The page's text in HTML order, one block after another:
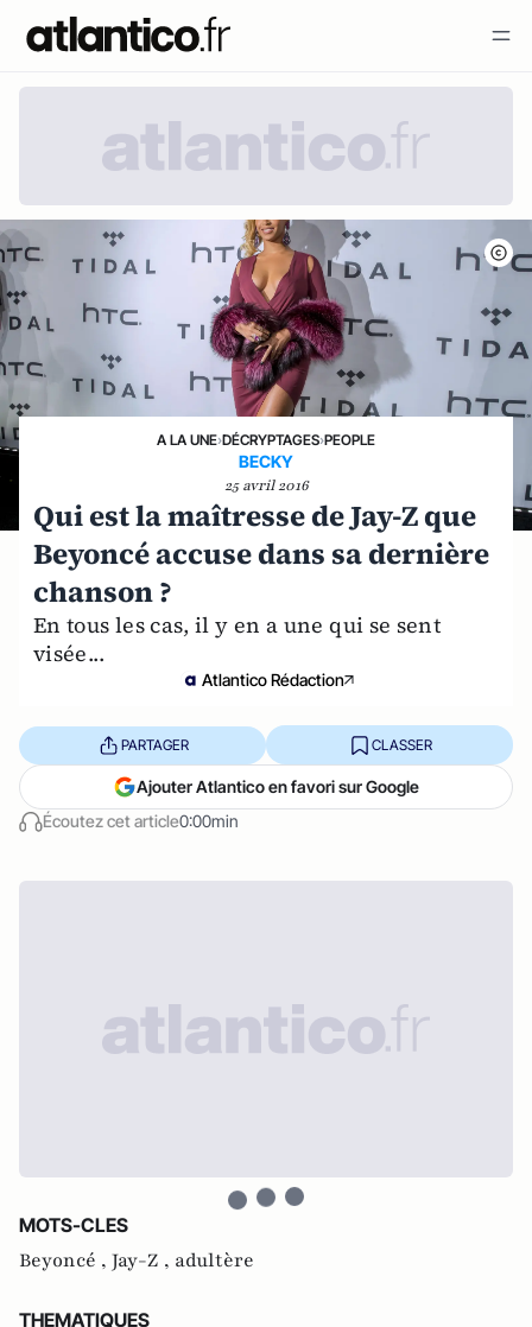
A LA UNE›DÉCRYPTAGES›PEOPLE
BECKY
25 avril 2016
Qui est la maîtresse de Jay-Z que
Beyoncé accuse dans sa dernière
chanson ?
En tous les cas, il y en a une qui se sent
visée...
Atlantico Rédaction
Écoutez cet article0:00min
PARTAGER CLASSER
Ajouter Atlantico en favori sur Google
MOTS-CLES
Beyoncé , Jay-Z , adultère
THEMATIQUES